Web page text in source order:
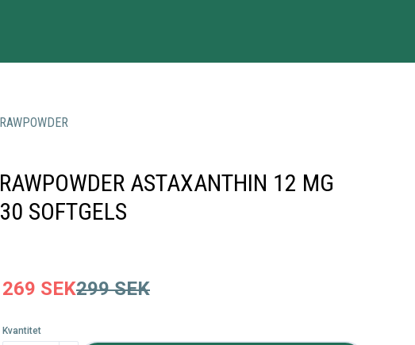
RAWPOWDER
RAWPOWDER ASTAXANTHIN 12 MG
30 SOFTGELS
269 SEK299 SEK
Kvantitet